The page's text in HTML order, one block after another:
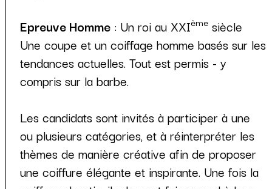
Epreuve Homme : Un roi au XXIème siècle
Une coupe et un coiffage homme basés sur les
tendances actuelles. Tout est permis - y
compris sur la barbe.
Les candidats sont invités à participer à une
ou plusieurs catégories, et à réinterpréter les
thèmes de manière créative afin de proposer
une coiffure élégante et inspirante. Une fois la